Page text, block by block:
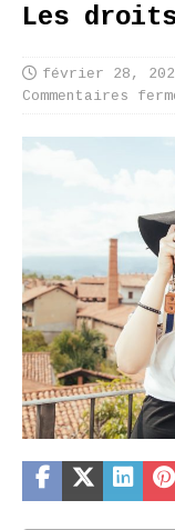
Les
février 28,
Commentaires